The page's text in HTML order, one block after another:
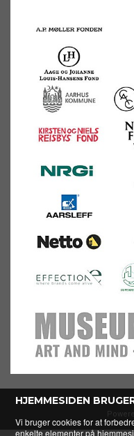
HJEMMESIDEN
Vi bruger cookies for at
enkelte elementer på